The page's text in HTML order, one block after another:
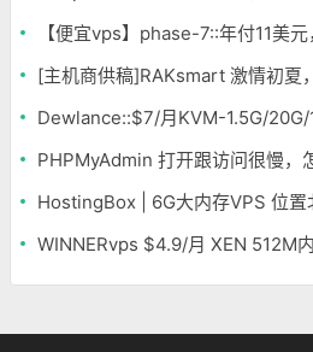
【便宜vps】phase-7::年付11美
Dewlance::$7/月KVM-1.5G/20G/
PHPMyAdmin 打开跟访问很慢，
HostingBox | 6G大内存VPS 位置
WINNERvps $4.9/月 XEN 512M